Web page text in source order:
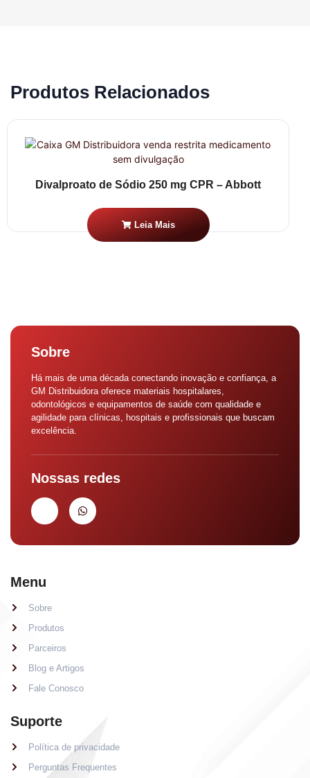
Produtos Relacionados
Divalproato de Sódio 250 mg CPR – Abbott
Leia Mais
Sobre
Há mais de uma década conectando inovação e confiança, a
GM Distribuidora oferece materiais hospitalares,
odontológicos e equipamentos de saúde com qualidade e
agilidade para clínicas, hospitais e profissionais que buscam
excelência.
Nossas redes
Menu
Sobre
Produtos
Parceiros
Blog e Artigos
Fale Conosco
Suporte
Política de privacidade
Perguntas Frequentes